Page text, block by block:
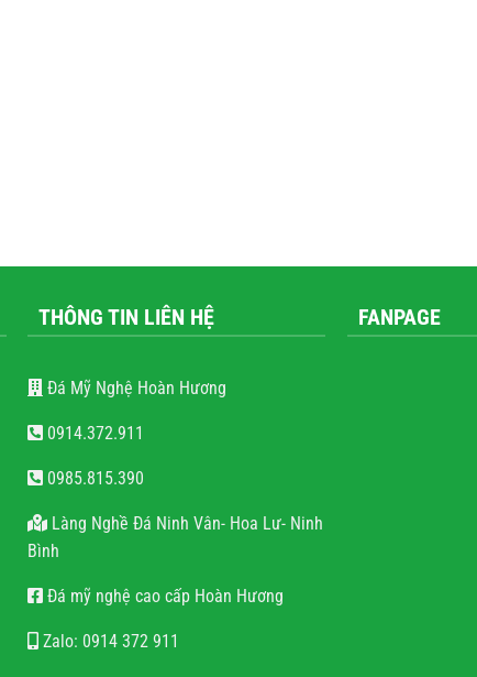
Bùi Quốc Trung
Anh đã đi xem rất nhiều những công
trình không thấy sự sắc sảo, tinh tế,
họ chỉ làm lăng mộ đá cho có, không
quan tâm đến thẩm mỹ và chất
THÔNG TIN LIÊN HỆ
Đá Mỹ Nghệ Hoàn Hương
0914.372.911
0985.815.390
Làng Nghề Đá Ninh Vân- Hoa Lư- Ninh
Bình
Đá mỹ nghệ cao cấp Hoàn Hương
Zalo: 0914 372 911
FANPAGE